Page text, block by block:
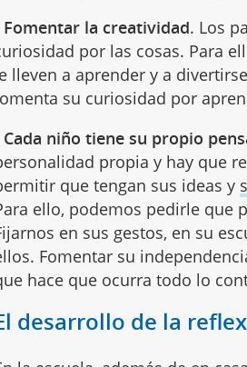
Fomentar la creatividad. Los
por las cosas. Para
lleven a aprender y a
su curiosidad por
Cada niño tiene su propio
propia y hay que
que tengan sus ideas y
ello, podemos pedirle que
en sus gestos, en su
Fomentar su
hace que ocurra todo lo
desarrollo de la